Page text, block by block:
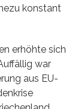
konstant
erhöhte sich
war
aus EU-